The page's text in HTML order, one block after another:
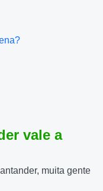
vale a
muita gente